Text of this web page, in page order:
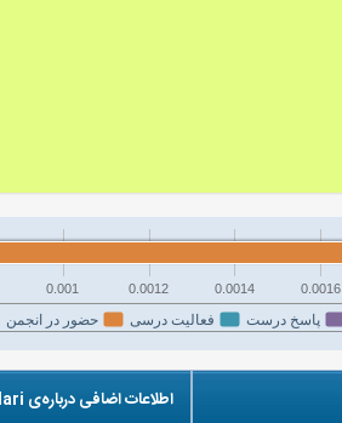
پاسخ درست فعالیت درسی حضور در انجمن
0.001 0.0012 0.0014 0.0016
اطلاعات اضافی درباره‌ی saraheidari